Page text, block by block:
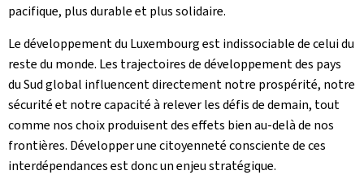
pacifique, plus durable et plus solidaire.
Le développement du Luxembourg est indissociable de celui du
reste du monde. Les trajectoires de développement des pays
du Sud global influencent directement notre prospérité, notre
sécurité et notre capacité à relever les défis de demain, tout
comme nos choix produisent des effets bien au-delà de nos
frontières. Développer une citoyenneté consciente de ces
interdépendances est donc un enjeu stratégique.